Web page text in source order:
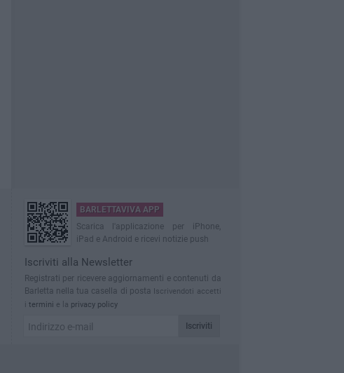
BARLETTAVIVA APP
Scarica l'applicazione per iPhone,
iPad e Android e ricevi notizie push
Iscriviti alla Newsletter
Registrati per ricevere aggiornamenti e contenuti da
Barletta nella tua casella di posta
Iscrivendoti accetti
i termini e la privacy policy
Iscriviti